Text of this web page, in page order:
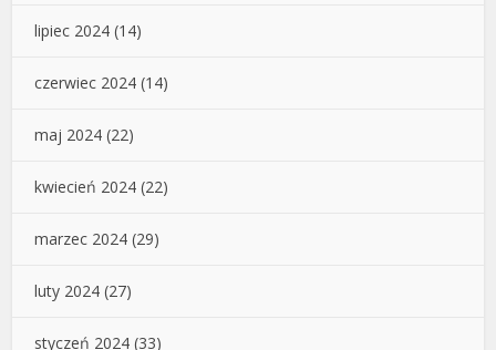
lipiec 2024 (14)
czerwiec 2024 (14)
maj 2024 (22)
kwiecień 2024 (22)
marzec 2024 (29)
luty 2024 (27)
styczeń 2024 (33)